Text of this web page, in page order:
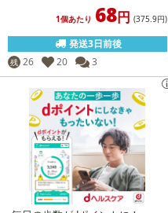
1個あたり 68円 (375 .9円)
発送3日前後
残 26 20 3